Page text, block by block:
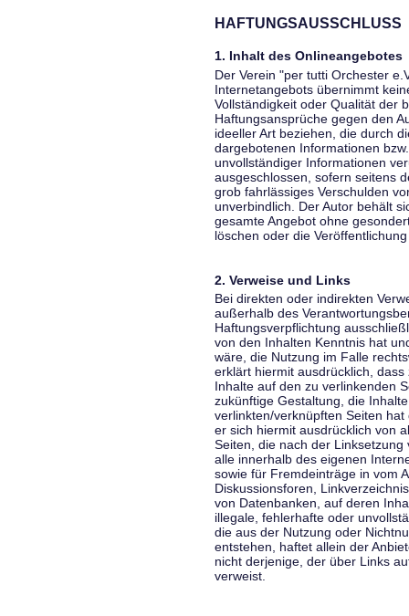
HAFTUNGSAUSSCHLUSS
1. Inhalt des Onlineangebotes
Der Verein "per tutti Orchester
Internetangebots übernimmt
Vollständigkeit oder Qualität der
Haftungsansprüche gegen den
ideeller Art beziehen, die durch
dargebotenen Informationen
unvollständiger Informationen
ausgeschlossen, sofern seitens
grob fahrlässiges Verschulden
unverbindlich. Der Autor behält
gesamte Angebot ohne
löschen oder die
2. Verweise und Links
Bei direkten oder indirekten
außerhalb des
Haftungsverpflichtung
von den Inhalten Kenntnis hat
wäre, die Nutzung im Falle
erklärt hiermit ausdrücklich,
Inhalte auf den zu verlinkenden
zukünftige Gestaltung, die
verlinkten/verknüpften Seiten
er sich hiermit ausdrücklich von
Seiten, die nach der
alle innerhalb des eigenen
sowie für Fremdeinträge in vom
Diskussionsforen,
von Datenbanken, auf deren
illegale, fehlerhafte oder
die aus der Nutzung oder
entstehen, haftet allein der
nicht derjenige, der über Links
verweist.